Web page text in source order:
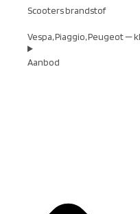
Scooters brandstof
Vespa, Piaggio, Peugeot —
Aanbod